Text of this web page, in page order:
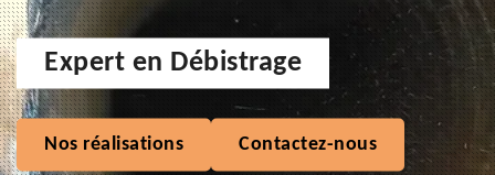
Expert en Débistrage
Nos réalisations Contactez-nous